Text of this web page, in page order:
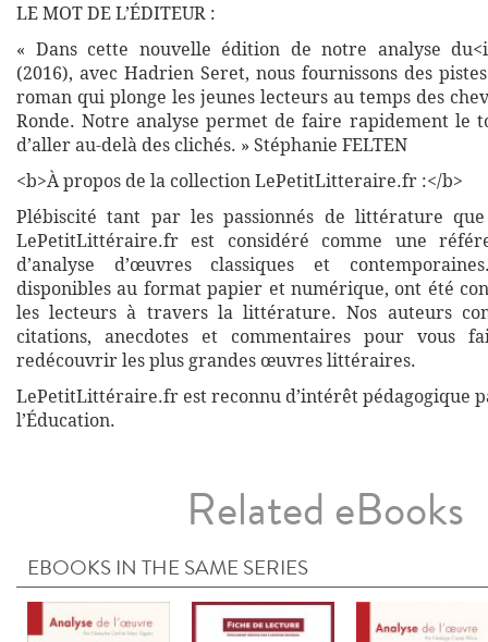
LE MOT DE L’ÉDITEUR :
« Dans cette nouvelle édition de notre analyse
(2016), avec Hadrien Seret, nous fournissons des
roman qui plonge les jeunes lecteurs au temps des
Ronde. Notre analyse permet de faire rapidement le
d’aller au-delà des clichés. » Stéphanie FELTEN
<b>À propos de la collection LePetitLitteraire.fr :</b>
Plébiscité tant par les passionnés de littérature
LePetitLittéraire.fr est considéré comme une
d’analyse d’œuvres classiques et
disponibles au format papier et numérique, ont été
les lecteurs à travers la littérature. Nos auteurs
citations, anecdotes et commentaires pour vous
redécouvrir les plus grandes œuvres littéraires.
LePetitLittéraire.fr est reconnu d’intérêt pédagogique
l’Éducation.
Related eBooks
EBOOKS IN THE SAME SERIES